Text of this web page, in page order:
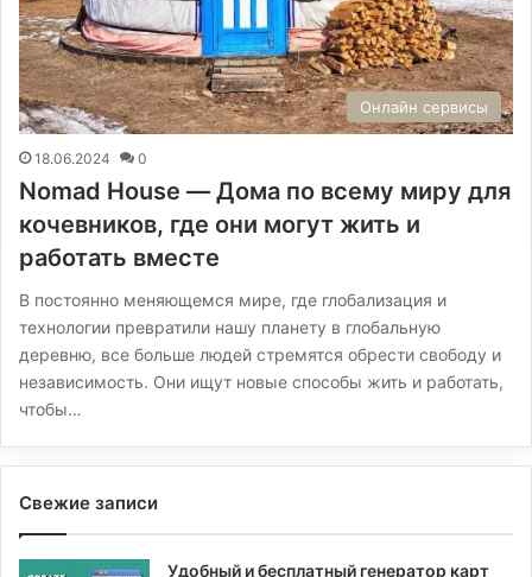
Онлайн сервисы
18.06.2024 0
Nomad House — Дома по всему миру для
кочевников, где они могут жить и
работать вместе
В постоянно меняющемся мире, где глобализация и
технологии превратили нашу планету в глобальную
деревню, все больше людей стремятся обрести свободу и
независимость. Они ищут новые способы жить и работать,
чтобы…
Свежие записи
Удобный и бесплатный генератор карт